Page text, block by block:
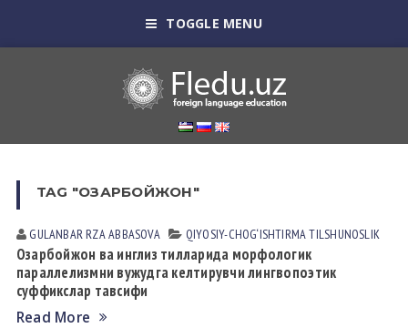
TOGGLE MENU
TAG "ОЗАРБОЙЖОН"
GULANBAR RZA АBBАSOVА QIYOSIY-CHOG‘ISHTIRMA TILSHUNOSLIK
Озарбойжон ва инглиз тилларида морфологик
параллелизмни вужудга келтирувчи лингвопоэтик
суффикслар тавсифи
Read More